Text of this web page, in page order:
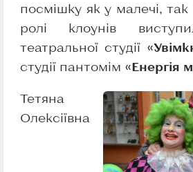
посмішку як у малечі,
ролі клоунів
театральної студії
студії пантомім «Енергія
Тетяна
Олексіївна